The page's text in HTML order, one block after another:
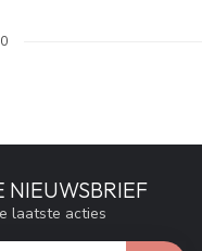
NIEUWSBRIEF
laatste acties